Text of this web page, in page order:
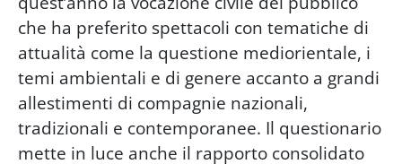
che ha preferito spettacoli con tematiche di
attualità come la questione mediorientale, i
temi ambientali e di genere accanto a grandi
allestimenti di compagnie nazionali,
tradizionali e contemporanee. Il questionario
mette in luce anche il rapporto consolidato